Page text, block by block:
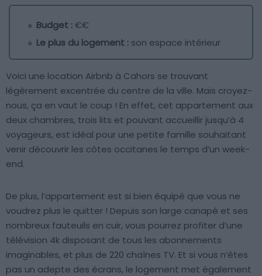
Budget :€€
Le plus du logement : son espace intérieur
Voici une location Airbnb à Cahors se trouvant
légèrement excentrée du centre de la ville. Mais croyez-
nous, ça en vaut le coup ! En effet, cet appartement aux
deux chambres, trois lits et pouvant accueillir jusqu’à 4
voyageurs, est idéal pour une petite famille souhaitant
venir découvrir les côtes occitanes le temps d’un week-
end.
De plus, l’appartement est si bien équipé que vous ne
voudrez plus le quitter ! Depuis son large canapé et ses
nombreux fauteuils en cuir, vous pourrez profiter d’une
télévision 4k disposant de tous les abonnements
imaginables, et plus de 220 chaînes TV. Et si vous n’êtes
pas un adepte des écrans, le logement met également